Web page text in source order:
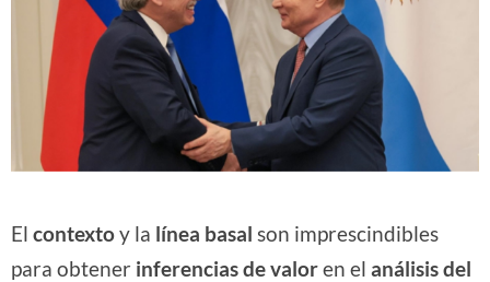
El contextoy la línea basal son imprescindibles
para obtener inferencias de valoren el análisis del